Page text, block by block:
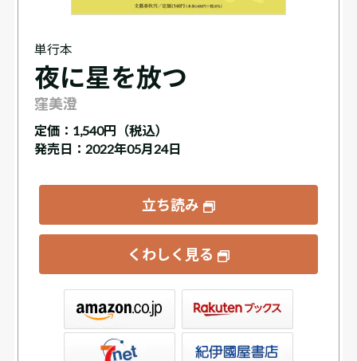
単行本
夜に星を放つ
窪美澄
定価： 1,540円（税込）
発売日：2022年05月24日
立ち読み
くわしく見る
書店ウェブストア